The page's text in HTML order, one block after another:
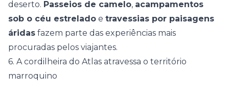
deserto. Passeios de camelo, acampamentos
sob o céu estrelado e travessias por paisagens
áridas fazem parte das experiências mais
procuradas pelos viajantes.
6. A cordilheira do Atlas atravessa o território
marroquino